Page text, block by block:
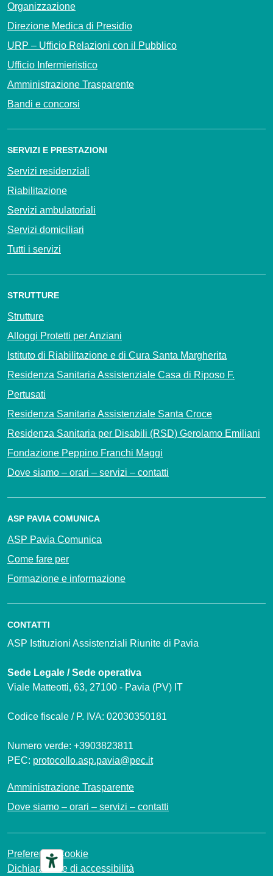
Organizzazione
Direzione Medica di Presidio
URP – Ufficio Relazioni con il Pubblico
Ufficio Infermieristico
Amministrazione Trasparente
Bandi e concorsi
SERVIZI E PRESTAZIONI
Servizi residenziali
Riabilitazione
Servizi ambulatoriali
Servizi domiciliari
Tutti i servizi
STRUTTURE
Strutture
Alloggi Protetti per Anziani
Istituto di Riabilitazione e di Cura Santa Margherita
Residenza Sanitaria Assistenziale Casa di Riposo F.
Pertusati
Residenza Sanitaria Assistenziale Santa Croce
Residenza Sanitaria per Disabili (RSD) Gerolamo Emiliani
Fondazione Peppino Franchi Maggi
Dove siamo – orari – servizi – contatti
ASP PAVIA COMUNICA
ASP Pavia Comunica
Come fare per
Formazione e informazione
CONTATTI
ASP Istituzioni Assistenziali Riunite di Pavia
Sede Legale / Sede operativa
Viale Matteotti, 63, 27100 - Pavia (PV) IT
Codice fiscale / P. IVA: 02030350181
Numero verde: +3903823811
PEC: protocollo.asp.pavia@pec.it
Amministrazione Trasparente
Dove siamo – orari – servizi – contatti
Preferenze Cookie
Dichiarazione di accessibilità